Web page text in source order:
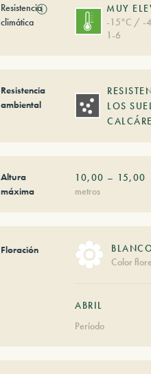
Resistencia
climática
ⓘ
MUY
-15°C / -
1-6
Resistencia
ambiental
LOS
Altura
máxima
10,00 – 15,00
metros
Floración
Color
ABRIL
Período